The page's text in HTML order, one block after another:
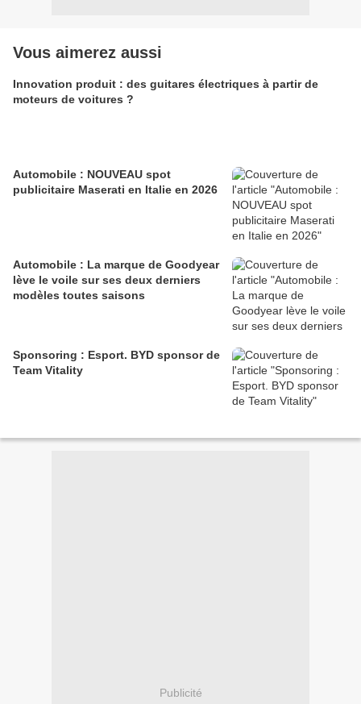
Vous aimerez aussi
Innovation produit : des guitares électriques à partir de
moteurs de voitures ?
Automobile : NOUVEAU spot
publicitaire Maserati en Italie en 2026
Automobile : La marque de Goodyear
lève le voile sur ses deux derniers
modèles toutes saisons
Sponsoring : Esport. BYD sponsor de
Team Vitality
Publicité